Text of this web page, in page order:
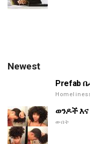
Newest
Prefab
ወንዶች እና
ውበት